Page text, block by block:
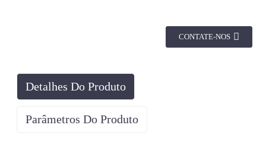
CONTATE-NOS
Detalhes Do Produto
Parâmetros Do Produto